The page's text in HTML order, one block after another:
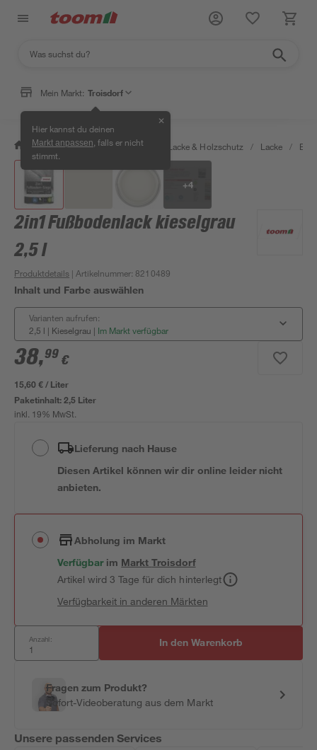
Mein Markt: Troisdorf
Hier kannst du deinen
Markt anpassen , falls er nicht
stimmt.
✕
/ Bauen & Renovieren / Farben, Lacke & Holzschutz / Lacke /
+4
2in1 Fußbodenlack kieselgrau
2,5 l
Produktdetails | Artikelnummer: 8210489
Inhalt und Farbe auswählen
Varianten aufrufen:
2,5 l | Kieselgrau | Im Markt verfügbar
38,99 €
15,60 € / Liter
Paketinhalt:2,5 Liter
inkl. 19% MwSt.
Lieferung nach Hause
Diesen Artikel können wir dir online leider nicht
anbieten.
Abholung im Markt
Verfügbar im MarktTroisdorf
Artikel wird 3 Tage für dich hinterlegt
Verfügbarkeit in anderen Märkten
Anzahl: In den Warenkorb
Fragen zum Produkt?
Sofort-Videoberatung aus dem Markt
Unsere passenden Services